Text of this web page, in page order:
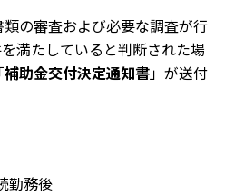
の審査および必要な調査が行
満たしていると判断された場
補助金交付決定通知書」が送付
勤務後